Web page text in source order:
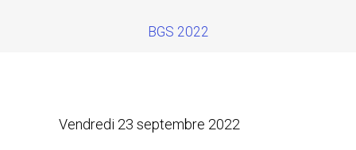
BGS 2022
Vendredi 23 septembre 2022